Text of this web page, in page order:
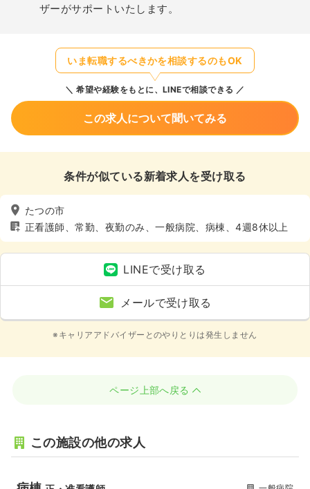
ザーがサポートいたします。
いま転職するべきかを相談するのもOK
希望や経験をもとに、LINEで相談できる
この求人について聞いてみる
条件が似ている新着求人を受け取る
たつの市
正看護師、常勤、夜勤のみ、一般病院、病棟、4週8休以上
LINEで受け取る
メールで受け取る
※キャリアアドバイザーとのやりとりは発生しません
ページ上部へ戻る
この施設の他の求人